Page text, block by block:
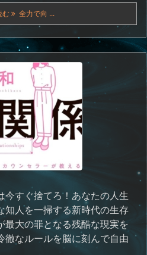
む 全力で向 ...
今すぐ捨てろ！あなたの人生
知人を一掃する新時代の生存
最大の罪となる残酷な現実を
徹なルールを脳に刻んで自由